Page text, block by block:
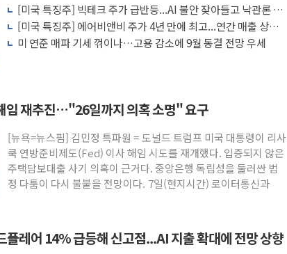
[미국 특징주] 빅테크 주가 급반등...AI 불안 잦아들고 낙관론 되
살아나
[미국 특징주] 에어비앤비 주가 4년 만에 최고...연간 매출 상향
에 투자자 반색
미 연준 매파 기세 꺾이나…고용 감소에 9월 동결 전망 우세
임 재추진…"26일까지 의혹 소명" 요구
[뉴욕=뉴스핌] 김민정 특파원 = 도널드 트럼프 미국 대통령이 리사
쿡 연방준비제도(Fed) 이사 해임 시도를 재개했다. 입증되지 않은
주택담보대출 사기 의혹이 근거다. 중앙은행 독립성을 둘러싼 법
정 다툼이 다시 불붙을 전망이다. 7일(현지시간) 로이터통신과
플레어 14% 급등해 신고점...AI 지출 확대에 전망 상향